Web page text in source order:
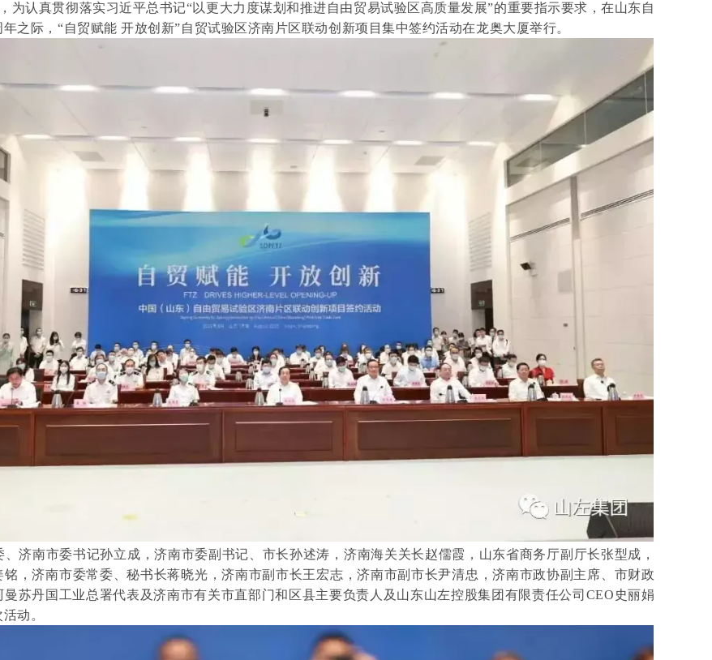
为认真贯彻落实习近平总书记“以更大力度谋划和推进自由贸易试验区高质量发展”的重要指示要求，在山东自
之际，“自贸赋能 开放创新”自贸试验区济南片区联动创新项目集中签约活动在龙奥大厦举行。
、济南市委书记孙立成，济南市委副书记、市长孙述涛，济南海关关长赵儒霞，山东省商务厅副厅长张型成，
铭，济南市委常委、秘书长蒋晓光，济南市副市长王宏志，济南市副市长尹清忠，济南市政协副主席、市财政
曼苏丹国工业总署代表及济南市有关市直部门和区县主要负责人 及山东山左控股集团有限责任公司CEO史丽娟
动。